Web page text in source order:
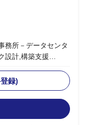
務所－データセンタ
設計,構築支援
般
果物確認、技術的支
ト作成
ける進捗管理,品質
録)